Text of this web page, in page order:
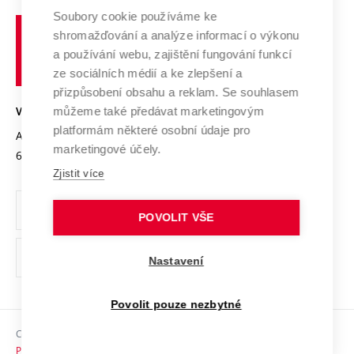
Výzkumné infrastruktury
Transfer znalostí
Open Science
Projekty
Projekty ze strukturálních fondů
Specifický výzkum
Spolupráce se školami
Služby univerzity
Mezinárodní dohody
Univerzitní sítě
Profil univerzity
Udržitelná univerzita
Podnikavá univerzita / ContriBUTe
Bezpečná univerzita
Vyznamenání
Organizační struktura
Ochrana osobních údajů
odkaz)
Sociální bezpečí
učení
technické
VYSOKÉ UČENÍ TECHNICKÉ V BRNĚ
Antonínská 548/1
602 00 Brno
www.vut.cz
vut@vutbr.cz
Copyright © 2026 VUT
Prohlášení o přístupnosti
Soubory cookie používáme ke
shromažďování a analýze informací o výkonu
a používání webu, zajištění fungování funkcí
ze sociálních médií a ke zlepšení a
přizpůsobení obsahu a reklam. Se souhlasem
můžeme také předávat marketingovým
platformám některé osobní údaje pro
marketingové účely.
Zjistit více
POVOLIT VŠE
Nastavení
Povolit pouze nezbytné